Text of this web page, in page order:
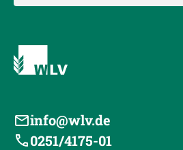
info@wlv.de
0251/4175-01